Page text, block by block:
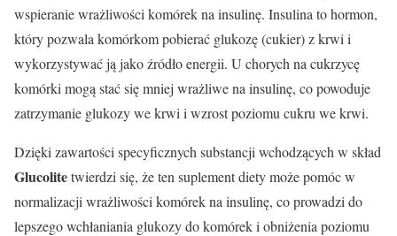
wspieranie wrażliwości komórek na insulinę. Insulina to hormon,
który pozwala komórkom pobierać glukozę (cukier) z krwi i
wykorzystywać ją jako źródło energii. U chorych na cukrzycę
komórki mogą stać się mniej wrażliwe na insulinę, co powoduje
zatrzymanie glukozy we krwi i wzrost poziomu cukru we krwi.
Dzięki zawartości specyficznych substancji wchodzących w skład
Glucolitetwierdzi się, że ten suplement diety może pomóc w
normalizacji wrażliwości komórek na insulinę, co prowadzi do
lepszego wchłaniania glukozy do komórek i obniżenia poziomu